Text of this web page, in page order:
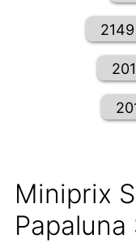
Miniprix
Papaluna